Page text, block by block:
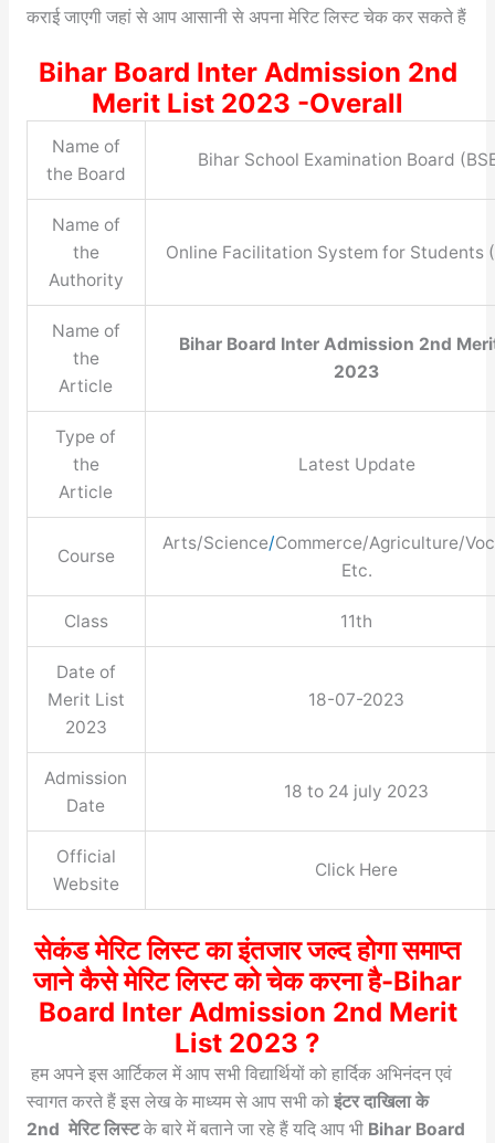
कराई जाएगी जहां से आप आसानी से अपना मेरिट लिस्ट चेक कर सकते हैं
Bihar Board Inter Admission 2nd
Merit List 2023 -Overall
Name of
the Board
Bihar School Examination Board
Name of
the
Authority
Online Facilitation System for Students
Name of
the
Article
Bihar Board Inter Admission 2nd
2023
Type of
the
Article
Latest Update
Course
Arts/Science/Commerce/Agriculture/
Etc.
Class 11th
Date of
Merit List
2023
18-07-2023
Admission
Date
18 to 24 july 2023
Official
Website
Click Here
सेकंड मेरिट लिस्ट का इंतजार जल्द होगा समाप्त
जाने कैसे मेरिट लिस्ट को चेक करना है-Bihar
Board Inter Admission 2nd Merit
List 2023 ?
हम अपने इस आर्टिकल में आप सभी विद्यार्थियों को हार्दिक अभिनंदन एवं
स्वागत करते हैं इस लेख के माध्यम से आप सभी को इंटर दाखिला के
2nd मेरिट लिस्टके बारे में बताने जा रहे हैं यदि आप भी Bihar Board